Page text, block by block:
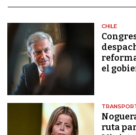
CHILE
el
ruta